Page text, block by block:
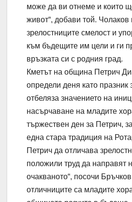
може да ви отнеме и които
живот“, добави той. Чолаков
зрелостниците смелост и
към бъдещите им цели и ги
връзката си с родния град.
Кметът на община Петрич
определи деня като празник
отбеляза значението на
насърчаване на младите
тържествен ден за Петрич,
една стара традиция на
Петрич да отличава
положили труд да направят
очакваното“, посочи
отличниците са младите